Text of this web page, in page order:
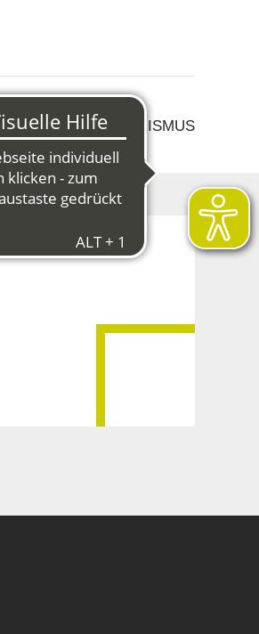
KULTUR & TOURISMUS